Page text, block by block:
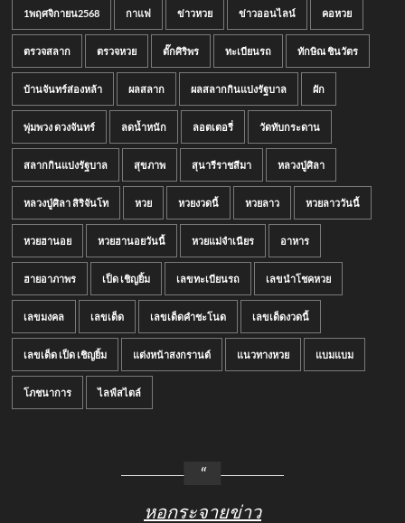
1พฤศจิกายน2568 กาแฟ ข่าวหวย ข่าวออนไลน์ คอหวย
ตรวจสลาก ตรวจหวย ตั๊กศิริพร ทะเบียนรถ ทักษิณ ชินวัตร
บ้านจันทร์ส่องหล้า ผลสลาก ผลสลากกินแบ่งรัฐบาล ผัก
พุ่มพวง ดวงจันทร์ ลดน้ำหนัก ลอตเตอรี่ วัดทับกระดาน
สลากกินแบ่งรัฐบาล สุขภาพ สุนารีราชสีมา หลวงปู่ศิลา
หลวงปู่ศิลา สิริจันโท หวย หวยงวดนี้ หวยลาว หวยลาววันนี้
หวยฮานอย หวยฮานอยวันนี้ หวยแม่จำเนียร อาหาร
ฮายอาภาพร เป็ด เชิญยิ้ม เลขทะเบียนรถ เลขนำโชคหวย
เลขมงคล เลขเด็ด เลขเด็ดคำชะโนด เลขเด็ดงวดนี้
เลขเด็ด เป็ด เชิญยิ้ม แต่งหน้าสงกรานต์ แนวทางหวย แบมแบม
โภชนาการ ไลฟ์สไตล์
หอกระจายข่าว